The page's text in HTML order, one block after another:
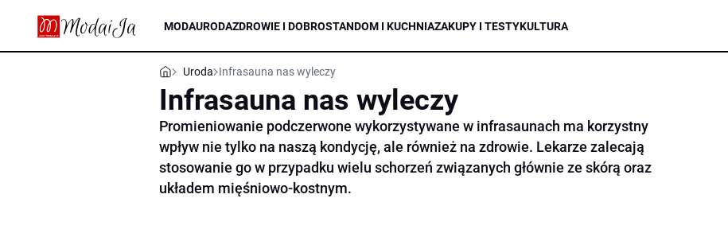
MODAURODAZDROWIE I DOBROSTANDOM I KUCHNIAZAKUPY I TESTYKULTURA
Uroda Infrasauna nas wyleczy
Infrasauna nas wyleczy
Promieniowanie podczerwone wykorzystywane w infrasaunach ma korzystny
wpływ nie tylko na naszą kondycję, ale również na zdrowie. Lekarze zalecają
stosowanie go w przypadku wielu schorzeń związanych głównie ze skórą oraz
układem mięśniowo-kostnym.